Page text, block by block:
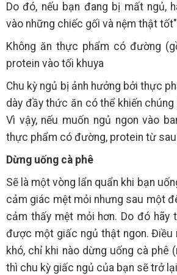
Do đó, nếu bạn đang bị mất ngủ,
vào những chiếc gối và nệm thật
Không ăn thực phẩm có đường
protein vào tối khuya
Chu kỳ ngủ bị ảnh hưởng bởi thực
dày đầy thức ăn có thể khiến
Vì vậy, nếu muốn ngủ ngon vào
thực phẩm có đường, protein từ
Dừng uống cà phê
Sẽ là một vòng lẩn quẩn khi bạn
cảm giác mệt mỏi nhưng sau một
cảm thấy mệt mỏi hơn. Do đó
được một giấc ngủ thật ngon. Điều
khó, chỉ khi nào dừng uống cà phê
thì chu kỳ giấc ngủ của bạn sẽ trở